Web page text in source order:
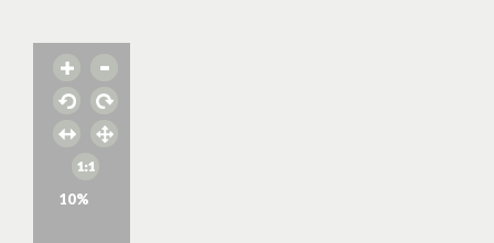
10%